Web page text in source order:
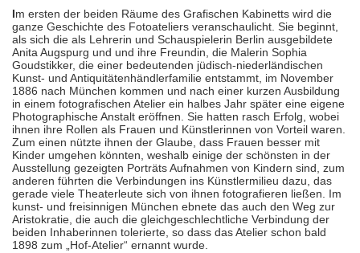
Im ersten der beiden Räume des Grafischen Kabinetts wird die
ganze Geschichte des Fotoateliers veranschaulicht. Sie beginnt,
als sich die als Lehrerin und Schauspielerin Berlin ausgebildete
Anita Augspurg und und ihre Freundin, die Malerin Sophia
Goudstikker, die einer bedeutenden jüdisch-niederländischen
Kunst- und Antiquitätenhändlerfamilie entstammt, im November
1886 nach München kommen und nach einer kurzen Ausbildung
in einem fotografischen Atelier ein halbes Jahr später eine eigene
Photographische Anstalt eröffnen. Sie hatten rasch Erfolg, wobei
ihnen ihre Rollen als Frauen und Künstlerinnen von Vorteil waren.
Zum einen nützte ihnen der Glaube, dass Frauen besser mit
Kinder umgehen könnten, weshalb einige der schönsten in der
Ausstellung gezeigten Porträts Aufnahmen von Kindern sind, zum
anderen führten die Verbindungen ins Künstlermilieu dazu, das
gerade viele Theaterleute sich von ihnen fotografieren ließen. Im
kunst- und freisinnigen München ebnete das auch den Weg zur
Aristokratie, die auch die gleichgeschlechtliche Verbindung der
beiden Inhaberinnen tolerierte, so dass das Atelier schon bald
1898 zum „Hof-Atelier“ ernannt wurde.